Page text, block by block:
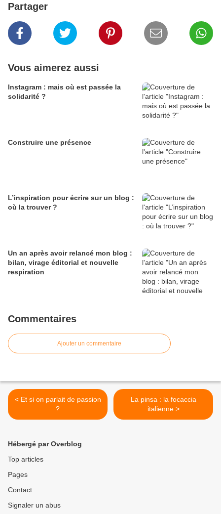
Partager
Vous aimerez aussi
Instagram : mais où est passée la
solidarité ?
Construire une présence
L’inspiration pour écrire sur un blog :
où la trouver ?
Un an après avoir relancé mon blog :
bilan, virage éditorial et nouvelle
respiration
Commentaires
Ajouter un commentaire
< Et si on parlait de passion
?
La pinsa : la focaccia
italienne >
Hébergé par Overblog
Top articles
Pages
Contact
Signaler un abus